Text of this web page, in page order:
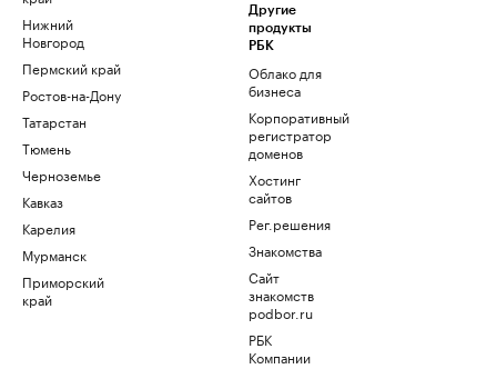
Нижний
Новгород
Пермский край
Ростов-на-Дону
Татарстан
Тюмень
Черноземье
Кавказ
Карелия
Мурманск
Приморский
край
Другие
продукты
РБК
Облако для
бизнеса
Корпоративный
регистратор
доменов
Хостинг
сайтов
Рег.решения
Знакомства
Сайт
знакомств
podbor.ru
РБК
Компании